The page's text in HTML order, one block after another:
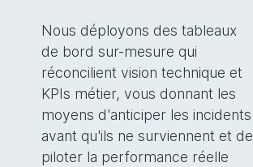
Nous déployons des tableaux
de bord sur-mesure qui
réconcilient vision technique et
KPIs métier, vous donnant les
moyens d'anticiper les incidents
avant qu'ils ne surviennent et de
piloter la performance réelle